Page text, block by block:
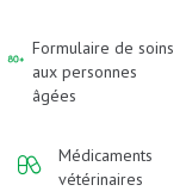
Formulaire de soins
aux personnes
âgées
Médicaments
vétérinaires